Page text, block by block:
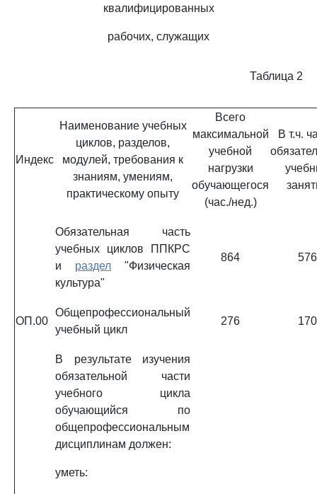
квалифицированных
рабочих, служащих
Таблица 2
Индекс
Наименование учебных
циклов, разделов,
модулей, требования к
знаниям, умениям,
практическому опыту
Всего
максимальной
учебной
нагрузки
обучающегося
(час./нед.)
В т.ч.
Обязательная часть
учебных циклов ППКРС
и раздел "Физическая
культура"
864 576
ОП.00
Общепрофессиональный
учебный цикл
276 170
В результате изучения
обязательной части
учебного цикла
обучающийся по
общепрофессиональным
дисциплинам должен:
уметь: